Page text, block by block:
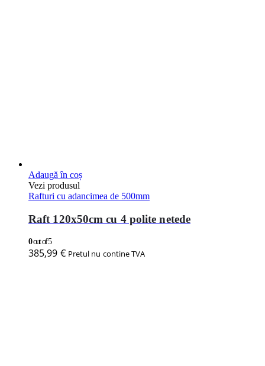
Adaugă în coș
Vezi produsul
Rafturi cu adancimea de 500mm
Raft 120x50cm cu 4 polite netede
0out of 5
385,99 € Pretul nu contine TVA